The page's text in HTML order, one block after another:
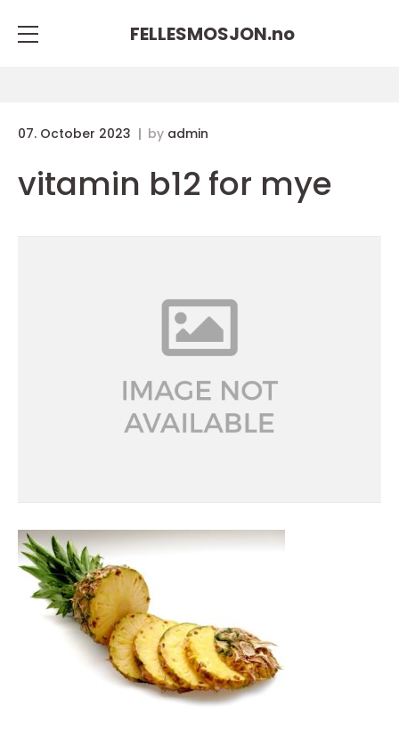
FELLESMOSJON.no
07. October 2023 by admin
vitamin b12 for mye